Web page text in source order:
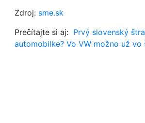
Zdroj: sme.sk
Prečítajte si aj: Prvý slovenský
automobilke? Vo VW možno už